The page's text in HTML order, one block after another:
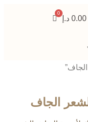
0.00 د.إ
الجاف